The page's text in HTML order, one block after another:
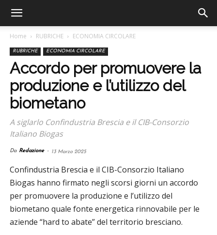
Home RUBRICHE ECONOMIA CIRCOLARE
RUBRICHE ECONOMIA CIRCOLARE
Accordo per promuovere la
produzione e l’utilizzo del
biometano
A siglarlo Confindustria Brescia e il CIB-Consorzio
Italiano Biogas
Da Redazione - 13 Marzo 2025
Confindustria Brescia e il CIB-Consorzio Italiano
Biogas hanno firmato negli scorsi giorni un accordo
per promuovere la produzione e l’utilizzo del
biometano quale fonte energetica rinnovabile per le
aziende “hard to abate”del territorio bresciano.